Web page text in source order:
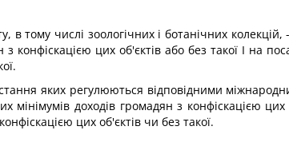
в тому числі зоологічних і ботанічних
цих об'єктів або без такої І на
яких регулюються відповідними
доходів громадян з конфіскацією цих
цих об'єктів чи без такої.